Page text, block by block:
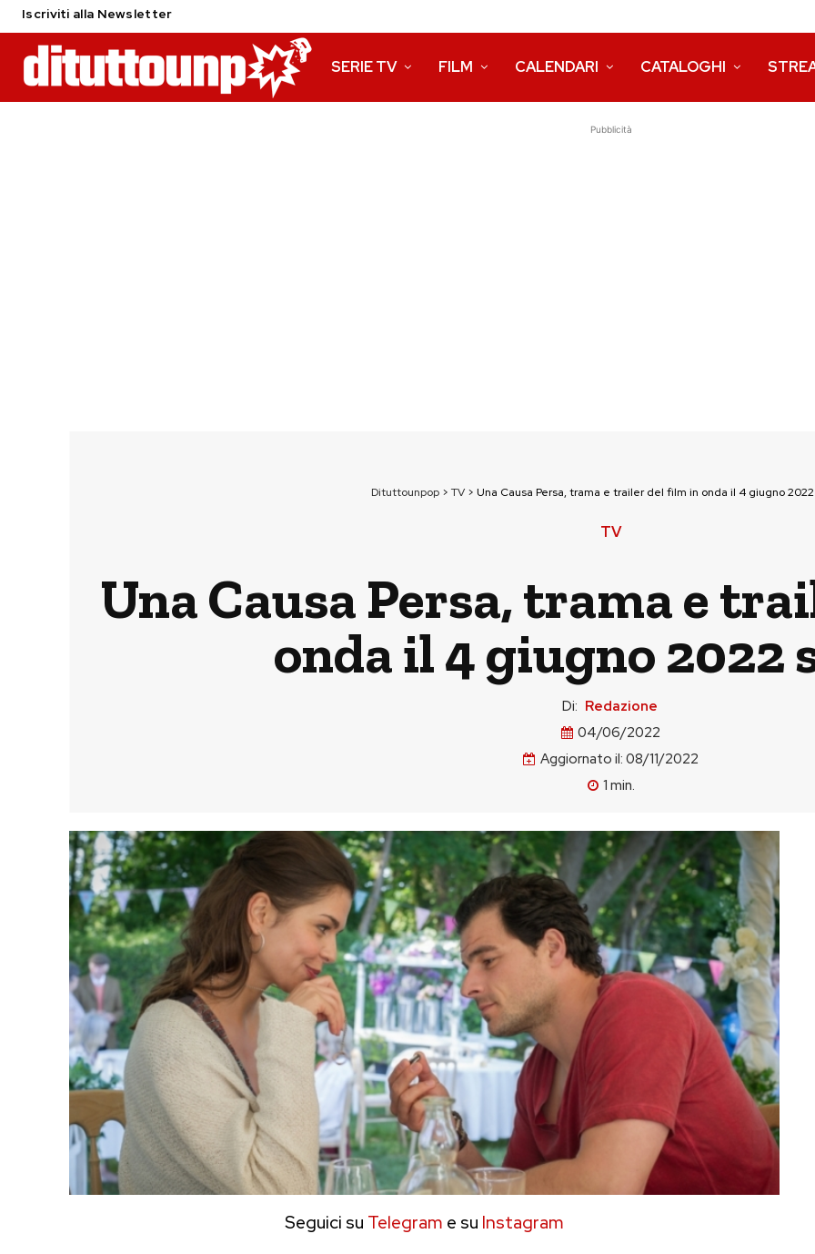
Iscriviti alla Newsletter
SERIE TV FILM CALENDARI CATALOGHI
Pubblicità
Dituttounpop > TV > Una Causa Persa, trama e trailer del film in onda il 4 giugno 2022
TV
Una Causa Persa, trama e
onda il 4 giugno 2022
Di: Redazione
04/06/2022
Aggiornato il: 08/11/2022
1 min.
Seguici su Telegram e su Instagram